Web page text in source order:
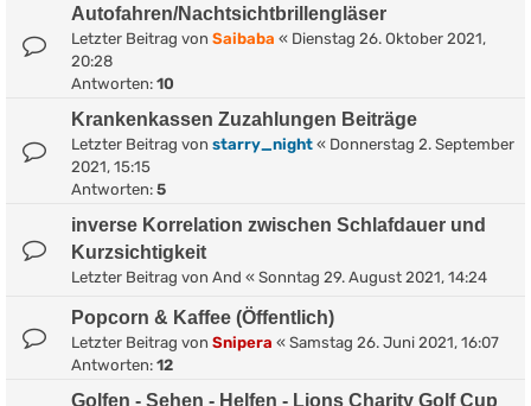
Autofahren/Nachtsichtbrillengläser
Letzter Beitrag von Saibaba « Dienstag 26. Oktober 2021,
20:28
Antworten: 10
Krankenkassen Zuzahlungen Beiträge
Letzter Beitrag von starry_night « Donnerstag 2. September
2021, 15:15
Antworten: 5
inverse Korrelation zwischen Schlafdauer und
Kurzsichtigkeit
Letzter Beitrag von And « Sonntag 29. August 2021, 14:24
Popcorn & Kaffee (Öffentlich)
Letzter Beitrag von Snipera « Samstag 26. Juni 2021, 16:07
Antworten: 12
Golfen - Sehen - Helfen - Lions Charity Golf Cup